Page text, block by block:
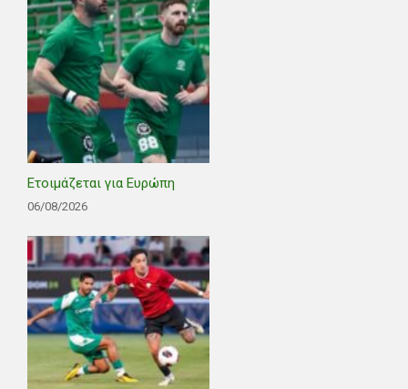
Ετοιμάζεται για Ευρώπη
06/08/2026